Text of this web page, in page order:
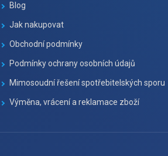
Blog
Jak nakupovat
Obchodní podmínky
Podmínky ochrany osobních údajů
Mimosoudní řešení spotřebitelských sporu
Výměna, vrácení a reklamace zboží